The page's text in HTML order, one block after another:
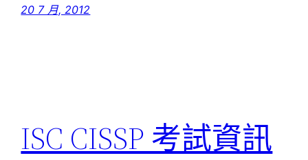
20 7 月, 2012
ISC CISSP 考試資訊